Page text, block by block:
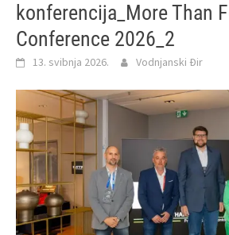
konferencija_More Than
Conference 2026_2
13. svibnja 2026. Vodnjanski Đir